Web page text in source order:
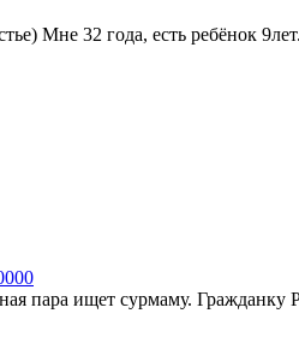
Мне 32 года, есть ребёнок
пара ищет сурмаму.